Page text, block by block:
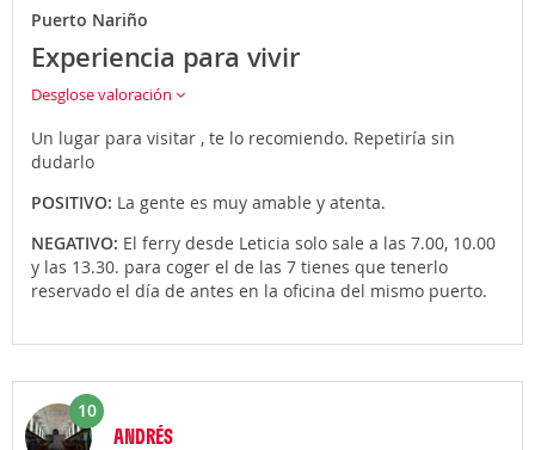
Puerto Nariño
Experiencia para vivir
Desglose valoración
Un lugar para visitar , te lo recomiendo. Repetiría sin
dudarlo
POSITIVO: La gente es muy amable y atenta.
NEGATIVO: El ferry desde Leticia solo sale a las 7.00, 10.00
y las 13.30. para coger el de las 7 tienes que tenerlo
reservado el día de antes en la oficina del mismo puerto.
10
ANDRÉS